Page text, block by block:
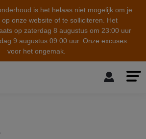
is het helaas niet mogelijk om je
onze website of te solliciteren. Het
op zaterdag 8 augustus om 23:00 uur
9 augustus 09:00 uur. Onze excuses
voor het ongemak.
skip to the main content